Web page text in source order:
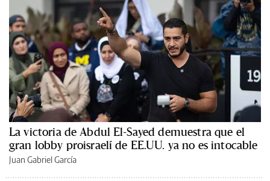
La victoria de Abdul El-Sayed demuestra que el
gran lobby proisraelí de EE.UU. ya no es intocable
Juan Gabriel García